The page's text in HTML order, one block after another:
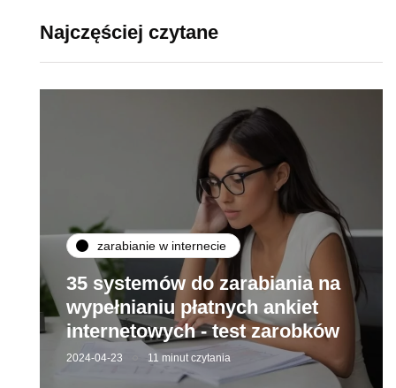
Najczęściej czytane
zarabianie w internecie
35 systemów do zarabiania na
wypełnianiu płatnych ankiet
internetowych - test zarobków
2024-04-23 11 minut czytania